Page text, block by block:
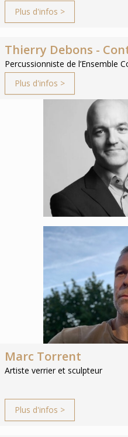
Plus d'infos >
Thierry Debons -
Percussionniste de l’Ensemble
Plus d'infos >
Marc Torrent
Artiste verrier et sculpteur
Plus d'infos >